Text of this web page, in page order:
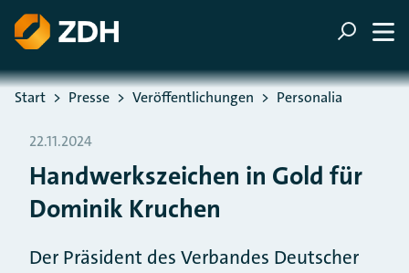
ZUM HAUPTINHALT SPRINGEN
ZUR SUCHE SPRINGEN
Sie befinden sich hier:
Start Presse Veröffentlichungen Personalia
22.11.2024
Handwerkszeichen in Gold für
Dominik Kruchen
Der Präsident des Verbandes Deutscher